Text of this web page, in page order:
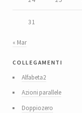
31
« Mar
collegamenti
Alfabeta2
Azioni parallele
Doppiozero